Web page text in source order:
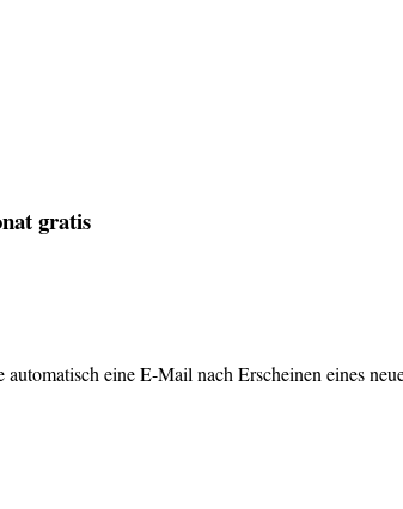
gratis
eine E-Mail nach Erscheinen eines